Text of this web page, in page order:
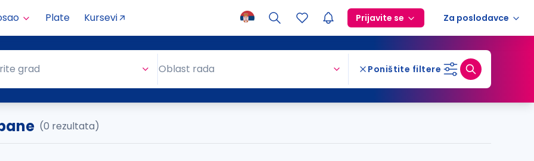
Plate Kursevi Prijavite se Za poslodavce
grad Oblast rada Poništite filtere
(0 rezultata)